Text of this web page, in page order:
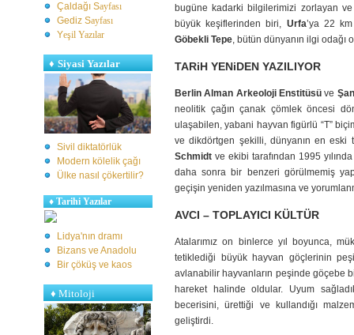
Çaldağı Sayfası
Gediz Sayfası
Yeşil Yazılar
♦ Siyasi Yazılar
Sivil diktatörlük
Modern kölelik çağı
Ülke nasıl çökertilir?
♦ Tarihi Yazılar
Lidya'nın dramı
Bizans ve Anadolu
Bir çöküş ve kaos
♦Mitoloji
bugüne kadarki bilgilerimizi zorlayan ve
büyük keşiflerinden biri, Urfa’ya 22
Göbekli Tepe, bütün dünyanın ilgi odağı
TARiH YENiDEN YAZILIYOR
Berlin Alman Arkeoloji Enstitüsüve
neolitik çağın çanak çömlek öncesi
ulaşabilen, yabani hayvan figürlü “T”
ve dikdörtgen şekilli, dünyanın en eski
Schmidt ve ekibi tarafından 1995
daha sonra bir benzeri görülmemiş
geçişin yeniden yazılmasına ve
AVCI – TOPLAYICI KÜLTÜR
Atalarımız on binlerce yıl boyunca,
tetiklediği büyük hayvan göçlerinin
avlanabilir hayvanların peşinde göçebe
hareket halinde oldular. Uyum
becerisini, ürettiği ve kullandığı
geliştirdi.